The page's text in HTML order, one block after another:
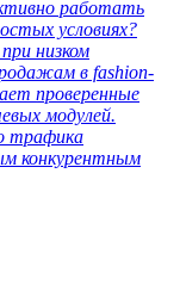
работать
условиях?
низком
в fashion-
проверенные
модулей.
трафика
конкурентным